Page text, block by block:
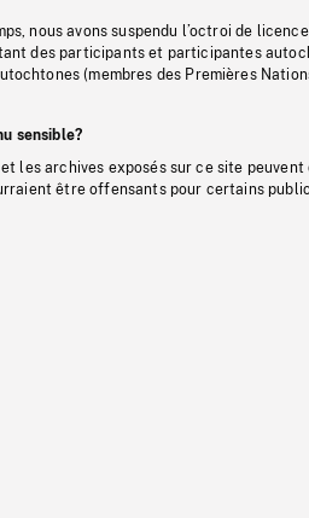
nous avons suspendu l’octroi de
des participants et participantes
(membres des Premières
sensible?
les archives exposés sur ce site
être offensants pour certains